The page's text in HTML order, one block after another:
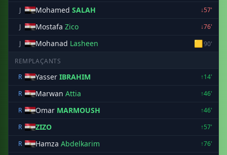
J
Mohamed SALAH
↓57'
J
Mostafa Zico
↓76'
J
Mohanad Lasheen 🟨90'
REMPLAÇANTS
R
Yasser IBRAHIM
↑14'
R
Marwan Attia
↑46'
R
Omar MARMOUSH
↑46'
R
ZIZO
↑57'
R
Hamza Abdelkarim
↑76'